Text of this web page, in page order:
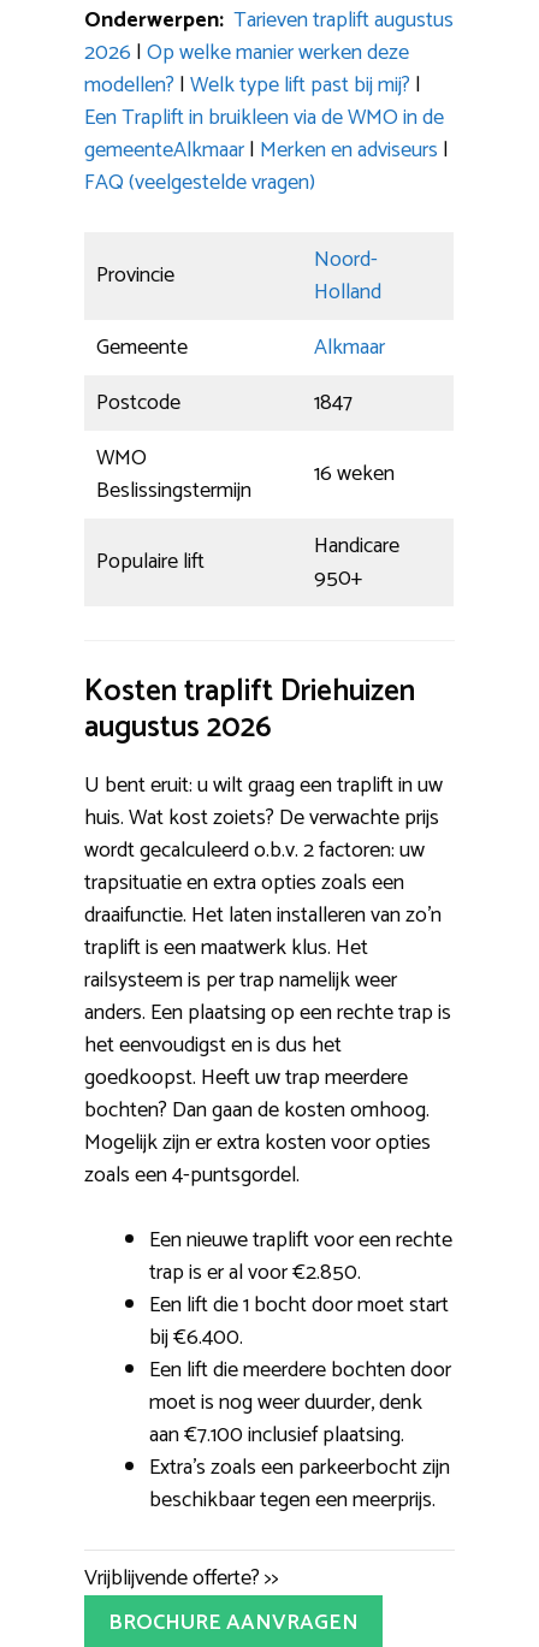
Onderwerpen: Tarieven traplift augustus
2026 |Op welke manier werken deze
modellen? |Welk type lift past bij mij? |
Een Traplift in bruikleen via de WMO in de
gemeenteAlkmaar| Merken en adviseurs |
FAQ (veelgestelde vragen)
Provincie
Noord-
Holland
Gemeente
Alkmaar
Postcode
1847
WMO
Beslissingstermijn
16 weken
Populaire lift
Handicare
950+
Kosten traplift Driehuizen
augustus 2026
U bent eruit: u wilt graag een traplift in uw
huis. Wat kost zoiets? De verwachte prijs
wordt gecalculeerd o.b.v. 2 factoren: uw
trapsituatie en extra opties zoals een
draaifunctie. Het laten installeren van zo’n
traplift is een maatwerk klus. Het
railsysteem is per trap namelijk weer
anders. Een plaatsing op een rechte trap is
het eenvoudigst en is dus het
goedkoopst. Heeft uw trap meerdere
bochten? Dan gaan de kosten omhoog.
Mogelijk zijn er extra kosten voor opties
zoals een 4-puntsgordel.
Een nieuwe traplift voor een rechte
trap is er al voor €2.850.
Een lift die 1 bocht door moet start
bij €6.400.
Een lift die meerdere bochten door
moet is nog weer duurder, denk
aan €7.100 inclusief plaatsing.
Extra’s zoals een parkeerbocht zijn
beschikbaar tegen een meerprijs.
Vrijblijvende offerte? >>
BROCHURE AANVRAGEN